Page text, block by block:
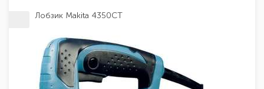
Лобзик Makita 4350CT